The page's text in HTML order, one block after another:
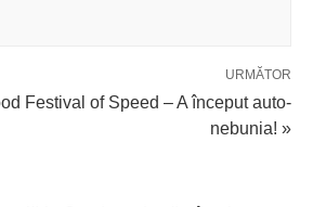
URMĂTOR
Festival of Speed – A început auto-
nebunia! »